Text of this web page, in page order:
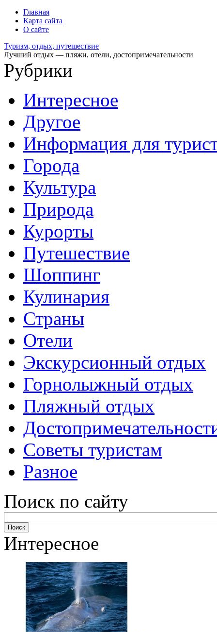
Главная
Карта сайта
О сайте
Туризм, отдых, путешествие
Лучший отдых — пляжи, отели, достопримечательности
Рубрики
Интересное
Другое
Информация для
Города
Культура
Природа
Курорты
Путешествие
Шоппинг
Кулинария
Страны
Отели
Экскурсионный отдых
Горнолыжный отдых
Пляжный отдых
Советы туристам
Разное
Поиск по сайту
Интересное